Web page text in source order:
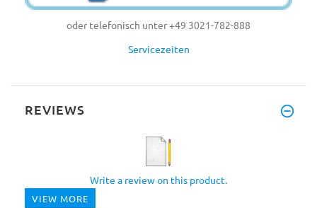
oder telefonisch unter +49 3021-782-888
Servicezeiten
REVIEWS
Write a review on this product.
VIEW MORE